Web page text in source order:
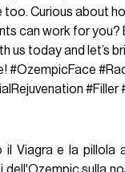
too. Curious about
can work for you?
us today and let’s
#OzempicFace
#Filler
Viagra e la pillola